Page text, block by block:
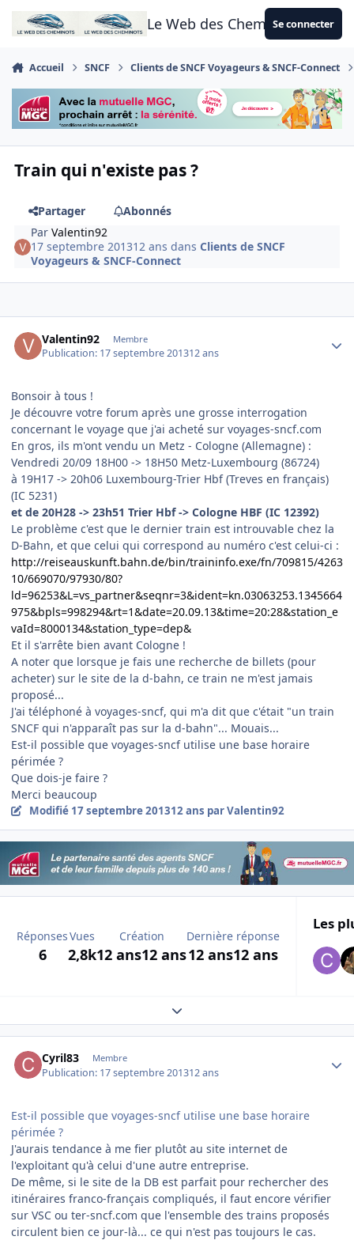
Aller au contenu
Le Web des CheminotsSe connecter
Accueil SNCF Clients de SNCF Voyageurs & SNCF-Connect
Train qui n'existe pas ?
Partager
Abonnés
ParValentin92
17 septembre 201312 ans dansClients de SNCF
Voyageurs & SNCF-Connect
Valentin92 Membre
Publication: 17 septembre 201312 ans
Bonsoir à tous !
Je découvre votre forum après une grosse interrogation
concernant le voyage que j'ai acheté sur voyages-sncf.com
En gros, ils m'ont vendu un Metz - Cologne (Allemagne) :
Vendredi 20/09 18H00 -> 18H50 Metz-Luxembourg (86724)
à 19H17 -> 20h06 Luxembourg-Trier Hbf (Treves en français)
(IC 5231)
et de 20H28 -> 23h51 Trier Hbf -> Cologne HBF (IC 12392)
Le problème c'est que le dernier train est introuvable chez la
D-Bahn, et que celui qui correspond au numéro c'est celui-ci :
http://reiseauskunft.bahn.de/bin/traininfo.exe/fn/709815/4263
10/669070/97930/80?
ld=96253&L=vs_partner&seqnr=3&ident=kn.03063253.1345664
975&bpls=998294&rt=1&date=20.09.13&time=20:28&station_e
vaId=8000134&station_type=dep&
Et il s'arrête bien avant Cologne !
A noter que lorsque je fais une recherche de billets (pour
acheter) sur le site de la d-bahn, ce train ne m'est jamais
proposé...
J'ai téléphoné à voyages-sncf, qui m'a dit que c'était "un train
SNCF qui n'apparaît pas sur la d-bahn"... Mouais...
Est-il possible que voyages-sncf utilise une base horaire
périmée ?
Que dois-je faire ?
Merci beaucoup
Modifié 17 septembre 201312 ans par Valentin92
Réponses
6
Vues
2,8k
Création
12 ans12 ans
Dernière réponse
12 ans12 ans
Les
Expand topic overview
Cyril83 Membre
Publication: 17 septembre 201312 ans
Est-il possible que voyages-sncf utilise une base horaire
périmée ?
J'aurais tendance à me fier plutôt au site internet de
l'exploitant qu'à celui d'une autre entreprise.
De même, si le site de la DB est parfait pour rechercher des
itinéraires franco-français compliqués, il faut encore vérifier
sur VSC ou ter-sncf.com que l'ensemble des trains proposés
circulent bien ce jour-là... ce qui n'est pas toujours le cas.